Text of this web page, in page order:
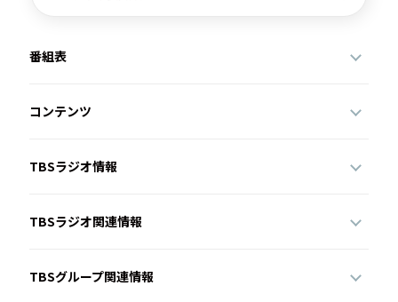
番組表
コンテンツ
TBSラジオ情報
TBSラジオ関連情報
TBSグループ関連情報